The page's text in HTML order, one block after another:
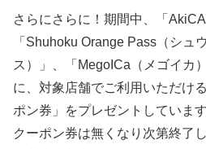
さらにさらに！期間中、「AkiCA
「Shuhoku Orange Pass（シ
ス）」、「MegoICa（メゴイカ
に、対象店舗でご利用いただけ
ポン券」をプレゼントしています
クーポン券は無くなり次第終了